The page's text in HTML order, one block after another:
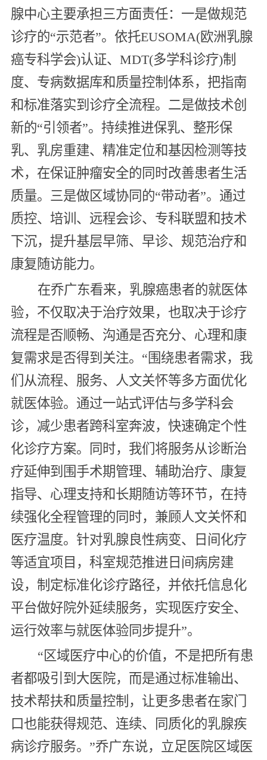
腺中心主要承担三方面责任：一是做规范
诊疗的“示范者”。依托EUSOMA(欧洲乳腺
癌专科学会)认证、MDT(多学科诊疗)制
度、专病数据库和质量控制体系，把指南
和标准落实到诊疗全流程。二是做技术创
新的“引领者”。持续推进保乳、整形保
乳、乳房重建、精准定位和基因检测等技
术，在保证肿瘤安全的同时改善患者生活
质量。三是做区域协同的“带动者”。通过
质控、培训、远程会诊、专科联盟和技术
下沉，提升基层早筛、早诊、规范治疗和
康复随访能力。
在乔广东看来，乳腺癌患者的就医体
验，不仅取决于治疗效果，也取决于诊疗
流程是否顺畅、沟通是否充分、心理和康
复需求是否得到关注。“围绕患者需求，我
们从流程、服务、人文关怀等多方面优化
就医体验。通过一站式评估与多学科会
诊，减少患者跨科室奔波，快速确定个性
化诊疗方案。同时，我们将服务从诊断治
疗延伸到围手术期管理、辅助治疗、康复
指导、心理支持和长期随访等环节，在持
续强化全程管理的同时，兼顾人文关怀和
医疗温度。针对乳腺良性病变、日间化疗
等适宜项目，科室规范推进日间病房建
设，制定标准化诊疗路径，并依托信息化
平台做好院外延续服务，实现医疗安全、
运行效率与就医体验同步提升”。
“区域医疗中心的价值，不是把所有患
者都吸引到大医院，而是通过标准输出、
技术帮扶和质量控制，让更多患者在家门
口也能获得规范、连续、同质化的乳腺疾
病诊疗服务。”乔广东说，立足医院区域医